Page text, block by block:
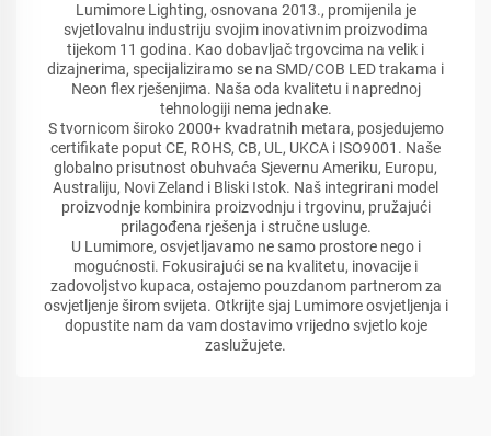
Lumimore Lighting, osnovana 2013., promijenila je
svjetlovalnu industriju svojim inovativnim proizvodima
tijekom 11 godina. Kao dobavljač trgovcima na velik i
dizajnerima, specijaliziramo se na SMD/COB LED trakama i
Neon flex rješenjima. Naša oda kvalitetu i naprednoj
tehnologiji nema jednake.
S tvornicom široko 2000+ kvadratnih metara, posjedujemo
certifikate poput CE, ROHS, CB, UL, UKCA i ISO9001. Naše
globalno prisutnost obuhvaća Sjevernu Ameriku, Europu,
Australiju, Novi Zeland i Bliski Istok. Naš integrirani model
proizvodnje kombinira proizvodnju i trgovinu, pružajući
prilagođena rješenja i stručne usluge.
U Lumimore, osvjetljavamo ne samo prostore nego i
mogućnosti. Fokusirajući se na kvalitetu, inovacije i
zadovoljstvo kupaca, ostajemo pouzdanom partnerom za
osvjetljenje širom svijeta. Otkrijte sjaj Lumimore osvjetljenja i
dopustite nam da vam dostavimo vrijedno svjetlo koje
zaslužujete.